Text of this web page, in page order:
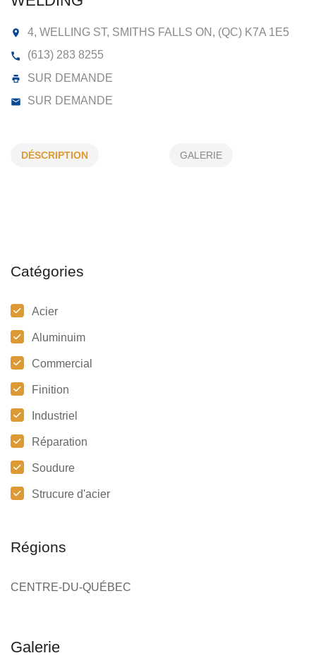
MC NEELY KEITH MACHINE &
WELDING
DÉSCRIPTION GALERIE
Catégories
Acier
Aluminuim
Commercial
Finition
Industriel
Réparation
Soudure
Strucure d'acier
Régions
CENTRE-DU-QUÉBEC